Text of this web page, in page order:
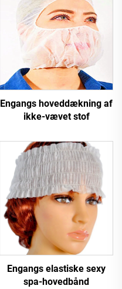
Engangs hoveddækning af
ikke-vævet stof
Engangs elastiske sexy
spa-hovedbånd